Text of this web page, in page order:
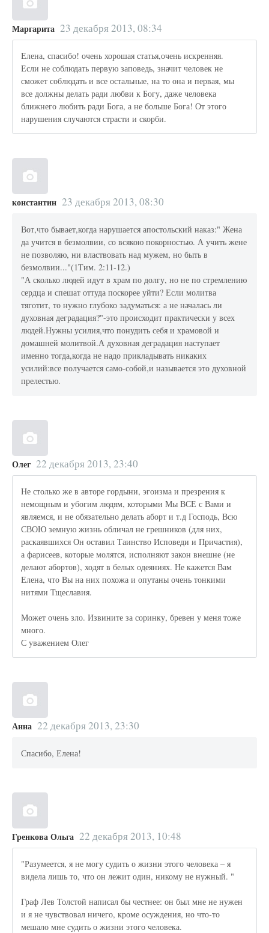
Маргарита 23 декабря 2013, 08:34
Елена, спасибо! очень хорошая статья,очень искренняя.
Если не соблюдать первую заповедь, значит человек не
сможет соблюдать и все остальные, на то она и первая, мы
все должны делать ради любви к Богу, даже человека
ближнего любить ради Бога, а не больше Бога! От этого
нарушения случаются страсти и скорби.
константин 23 декабря 2013, 08:30
Вот,что бывает,когда нарушается апостольский наказ:" Жена
да учится в безмолвии, со всякою покорностью. А учить жене
не позволяю, ни властвовать над мужем, но быть в
безмолвии..."(1Тим. 2:11-12.)
"А сколько людей идут в храм по долгу, но не по стремлению
сердца и спешат оттуда поскорее уйти? Если молитва
тяготит, то нужно глубоко задуматься: а не началась ли
духовная деградация?"-это происходит практически у всех
людей.Нужны усилия,что понудить себя и храмовой и
домашней молитвой.А духовная деградация наступает
именно тогда,когда не надо прикладывать никаких
усилий:все получается само-собой,и называется это духовной
прелестью.
Олег 22 декабря 2013, 23:40
Не столько же в авторе гордыни, эгоизма и презрения к
немощным и убогим людям, которыми Мы ВСЕ с Вами и
являемся, и не обязательно делать аборт и т.д Господь, Всю
СВОЮ земную жизнь обличал не грешников (для них,
раскаявшихся Он оставил Таинство Исповеди и Причастия),
а фарисеев, которые молятся, исполняют закон внешне (не
делают абортов), ходят в белых одеяниях. Не кажется Вам
Елена, что Вы на них похожа и опутаны очень тонкими
нитями Тщеславия.
Может очень зло. Извините за соринку, бревен у меня тоже
много.
С уважением Олег
Анна 22 декабря 2013, 23:30
Спасибо, Елена!
Гренкова Ольга 22 декабря 2013, 10:48
"Разумеется, я не могу судить о жизни этого человека – я
видела лишь то, что он лежит один, никому не нужный. "
Граф Лев Толстой написал бы честнее: он был мне не нужен
и я не чувствовал ничего, кроме осуждения, но что-то
мешало мне судить о жизни этого человека.